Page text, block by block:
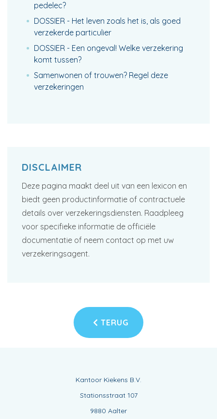
pedelec?
DOSSIER - Het leven zoals het is, als goed
verzekerde particulier
DOSSIER - Een ongeval! Welke verzekering
komt tussen?
Samenwonen of trouwen? Regel deze
verzekeringen
DISCLAIMER
Deze pagina maakt deel uit van een lexicon en
biedt geen productinformatie of contractuele
details over verzekeringsdiensten. Raadpleeg
voor specifieke informatie de officiële
documentatie of neem contact op met uw
verzekeringsagent.
TERUG
Kantoor Kiekens B.V.
Stationsstraat 107
9880 Aalter